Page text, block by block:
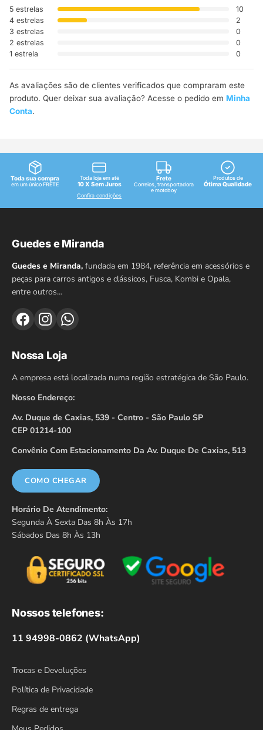
5 estrelas
10
4 estrelas
2
3 estrelas
0
2 estrelas
0
1 estrela
0
As avaliações são de clientes verificados que compraram este
produto. Quer deixar sua avaliação? Acesse o pedido em Minha
Conta.
Toda sua compra
em um único FRETE
Toda loja em até
10 X Sem Juros
Confira condições
Frete
Correios, transportadora
e motoboy
Produtos de
Ótima Qualidade
Guedes e Miranda
Guedes e Miranda, fundada em 1984, referência em acessórios e
peças para carros antigos e clássicos, Fusca, Kombi e Opala,
entre outros…
Nossa Loja
A empresa está localizada numa região estratégica de São Paulo.
Nosso Endereço:
Av. Duque de Caxias, 539 - Centro - São Paulo SP
CEP 01214-100
Convênio Com Estacionamento Da Av. Duque De Caxias, 513
COMO CHEGAR
Horário De Atendimento:
Segunda À Sexta Das 8h Às 17h
Sábados Das 8h Às 13h
Nossos telefones:
11 94998-0862 (WhatsApp)
Trocas e Devoluções
Política de Privacidade
Regras de entrega